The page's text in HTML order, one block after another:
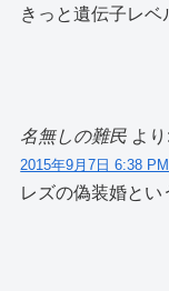
きっと遺伝子レ
名無しの難民 より:
2015年9月7日 6:38 PM
レズの偽装婚とい